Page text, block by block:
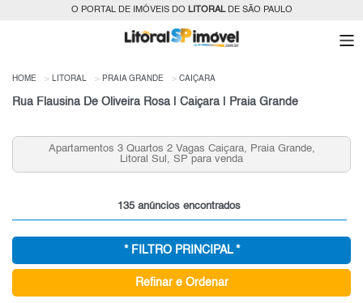
O PORTAL DE IMÓVEIS DO LITORALDE SÃO PAULO
HOME LITORAL PRAIA GRANDE CAIÇARA
Rua Flausina De Oliveira Rosa | Caiçara | Praia Grande
3 Quartos 2 Vagas Caiçara, Praia Grande,
Litoral Sul, SP para venda
135 anúncios encontrados
* FILTRO PRINCIPAL *
Refinar e Ordenar